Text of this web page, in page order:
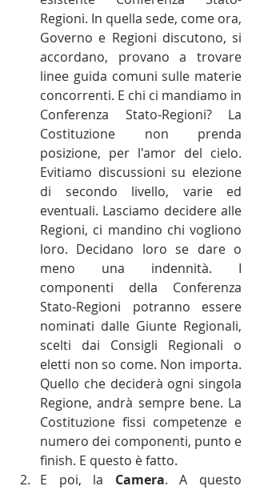
Regioni. In quella sede, come ora,
Governo e Regioni discutono, si
accordano, provano a trovare
linee guida comuni sulle materie
concorrenti. E chi ci mandiamo in
Conferenza Stato-Regioni? La
Costituzione non prenda
posizione, per l'amor del cielo.
Evitiamo discussioni su elezione
di secondo livello, varie ed
eventuali. Lasciamo decidere alle
Regioni, ci mandino chi vogliono
loro. Decidano loro se dare o
meno una indennità. I
componenti della Conferenza
Stato-Regioni potranno essere
nominati dalle Giunte Regionali,
scelti dai Consigli Regionali o
eletti non so come. Non importa.
Quello che deciderà ogni singola
Regione, andrà sempre bene. La
Costituzione fissi competenze e
numero dei componenti, punto e
finish. E questo è fatto.
E poi, la Camera. A questo